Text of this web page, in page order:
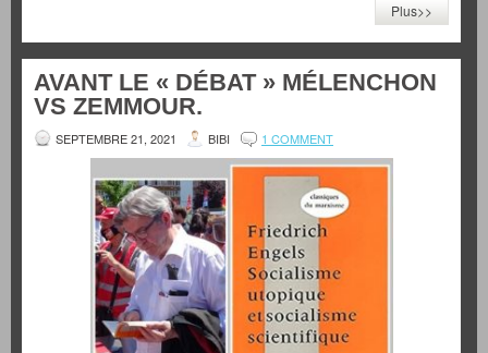
Plus>>
AVANT LE « DÉBAT » MÉLENCHON
VS ZEMMOUR.
SEPTEMBRE 21, 2021 BIBI 1 COMMENT